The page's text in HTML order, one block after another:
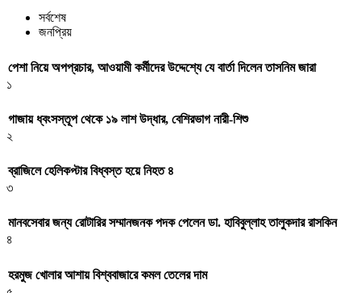
সর্বশেষ
জনপ্রিয়
পেশা নিয়ে অপপ্রচার, আওয়ামী কর্মীদের উদ্দেশ্যে যে বার্তা দিলেন তাসনিম জারা
১
গাজায় ধ্বংসস্তূপ থেকে ১৯ লাশ উদ্ধার, বেশিরভাগ নারী-শিশু
২
ব্রাজিলে হেলিকপ্টার বিধ্বস্ত হয়ে নিহত ৪
৩
মানবসেবার জন্য রোটারির সম্মানজনক পদক পেলেন ডা. হাবিবুল্লাহ তালুকদার রাসকিন
৪
হরমুজ খোলার আশায় বিশ্ববাজারে কমল তেলের দাম